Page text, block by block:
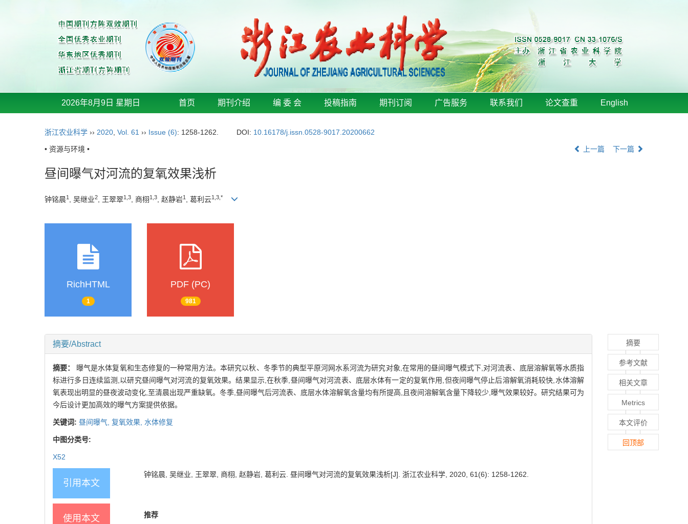
2026年8月9日 星期日 首页 期刊介绍 编 委 会 投稿指南 期刊订阅 广告服务 联系我们 论文查重 English
浙江农业科学 ›› 2020 Vol. 61 ›› Issue (6): 1258-1262. DOI: 10.16178/j.issn.0528-9017.20200662
• 资源与环境 • 上一篇 下一篇
昼间曝气对河流的复氧效果浅析
钟铭晨1 , 吴继业2, 王翠翠1,3, 商栩 1,3, 赵静岩1 , 葛利云1,3,*
RichHTML
1
PDF (PC)
981
摘要/Abstract
摘要：
曝气是水体复氧和生态修复的一种常用方法。本研究以秋、冬季节的典型平原河网水系河流为研究对象,在常用的昼间曝气模式下,对河流表、底层溶解氧等水质指
标进行多日连续监测,以研究昼间曝气对河流的复氧效果。结果显示,在秋季,昼间曝气对河流表、底层水体有一定的复氧作用,但夜间曝气停止后溶解氧消耗较快,水体溶解
氧表现出明显的昼夜波动变化,至清晨出现严重缺氧。冬季,昼间曝气后河流表、底层水体溶解氧含量均有所提高,且夜间溶解氧含量下降较少,曝气效果较好。研究结果可为
今后设计更加高效的曝气方案提供依据。
关键词: 昼间曝气, 复氧效果, 水体修复
中图分类号:
X52
引用本文
钟铭晨, 吴继业, 王翠翠, 商栩, 赵静岩, 葛利云. 昼间曝气对河流的复氧效果浅析[J]. 浙江农业科学, 2020, 61(6): 1258-1262.
使用本文 推荐
摘要
参考文献
相关文章
Metrics
本文评价
回顶部